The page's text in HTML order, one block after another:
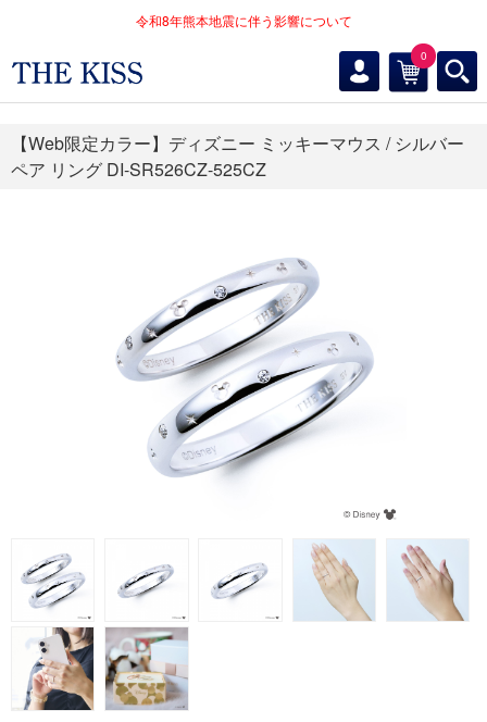
令和8年熊本地震に伴う影響について
0
【Web限定カラー】ディズニー ミッキーマウス / シルバー
ペア リング DI-SR526CZ-525CZ